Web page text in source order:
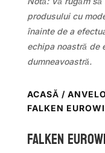
produsului cu
înainte de a
echipa noastră de
dumneavoastră.
ACASĂ /
FALKEN
Falken